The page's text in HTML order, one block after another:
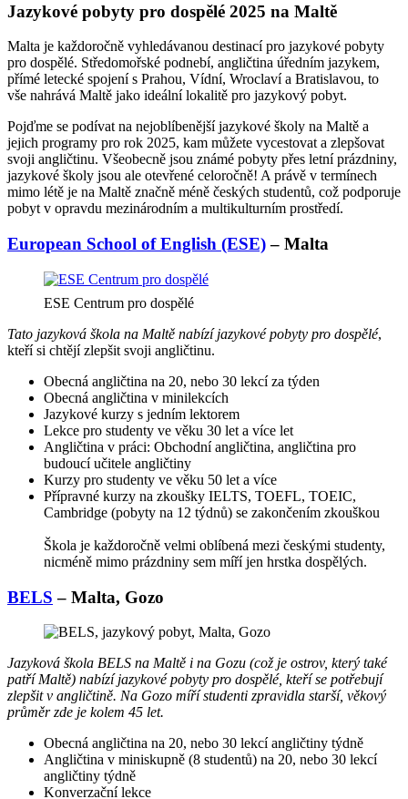
Jazykové pobyty pro dospělé 2025 na Maltě
Malta je každoročně vyhledávanou destinací pro jazykové pobyty
pro dospělé. Středomořské podnebí, angličtina úředním jazykem,
přímé letecké spojení s Prahou, Vídní, Wroclaví a Bratislavou, to
vše nahrává Maltě jako ideální lokalitě pro jazykový pobyt.
Pojďme se podívat na nejoblíbenější jazykové školy na Maltě a
jejich programy pro rok 2025, kam můžete vycestovat a zlepšovat
svoji angličtinu. Všeobecně jsou známé pobyty přes letní prázdniny,
jazykové školy jsou ale otevřené celoročně! A právě v termínech
mimo létě je na Maltě značně méně českých studentů, což podporuje
pobyt v opravdu mezinárodním a multikulturním prostředí.
European School of English (ESE)– Malta
ESE Centrum pro dospělé
Tato jazyková škola na Maltě nabízí jazykové pobyty pro dospělé,
kteří si chtějí zlepšit svoji angličtinu.
Obecná angličtina na 20, nebo 30 lekcí za týden
Obecná angličtina v minilekcích
Jazykové kurzy s jedním lektorem
Lekce pro studenty ve věku 30 let a více let
Angličtina v práci: Obchodní angličtina, angličtina pro
budoucí učitele angličtiny
Kurzy pro studenty ve věku 50 let a více
Přípravné kurzy na zkoušky IELTS, TOEFL, TOEIC,
Cambridge (pobyty na 12 týdnů) se zakončením zkouškou
Škola je každoročně velmi oblíbená mezi českými studenty,
nicméně mimo prázdniny sem míří jen hrstka dospělých.
BELS – Malta, Gozo
Jazyková škola BELS na Maltě i na Gozu (což je ostrov, který také
patří Maltě) nabízí jazykové pobyty pro dospělé, kteří se potřebují
zlepšit v angličtině. Na Gozo míří studenti zpravidla starší, věkový
průměr zde je kolem 45 let.
Obecná angličtina na 20, nebo 30 lekcí angličtiny týdně
Angličtina v miniskupně (8 studentů) na 20, nebo 30 lekcí
angličtiny týdně
Konverzační lekce